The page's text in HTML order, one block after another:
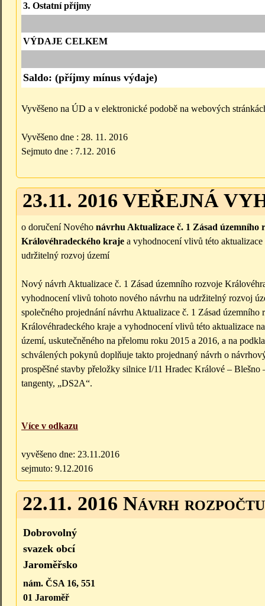
3. Ostatní příjmy
VÝDAJE CELKEM
Saldo: (příjmy mínus výdaje)
Vyvěšeno na ÚD a v elektronické podobě na webových
Vyvěšeno dne : 28. 11. 2016
Sejmuto dne : 7.12. 2016
23.11. 2016 VEŘEJNÁ
o doručení Nového návrhu Aktualizace č. 1 Zásad územního
Královéhradeckého kraje a vyhodnocení vlivů této aktualizace
udržitelný rozvoj území
Nový návrh Aktualizace č. 1 Zásad územního rozvoje
vyhodnocení vlivů tohoto nového návrhu na udržitelný rozvoj
společného projednání návrhu Aktualizace č. 1 Zásad územního
Královéhradeckého kraje a vyhodnocení vlivů této aktualizace
území, uskutečněného na přelomu roku 2015 a 2016, a na
schválených pokynů doplňuje takto projednaný návrh o
prospěšné stavby přeložky silnice I/11 Hradec Králové – Blešno
tangenty, „DS2A“.
Více v odkazu
vyvěšeno dne: 23.11.2016
sejmuto: 9.12.2016
22.11. 2016 Návrh
Dobrovolný
svazek obcí
Jaroměřsko
nám. ČSA 16, 551
01 Jaroměř